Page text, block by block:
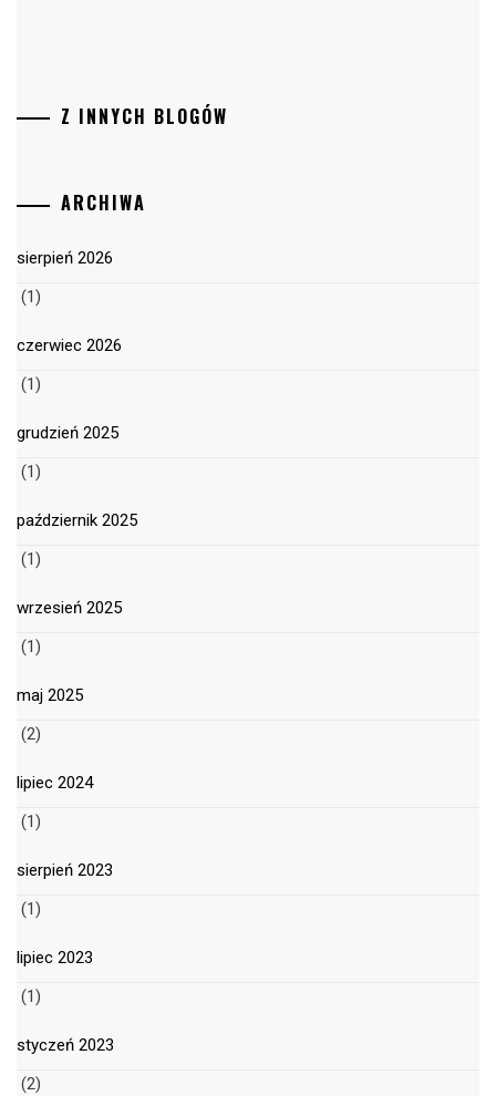
Z INNYCH BLOGÓW
ARCHIWA
sierpień 2026
(1)
czerwiec 2026
(1)
grudzień 2025
(1)
październik 2025
(1)
wrzesień 2025
(1)
maj 2025
(2)
lipiec 2024
(1)
sierpień 2023
(1)
lipiec 2023
(1)
styczeń 2023
(2)